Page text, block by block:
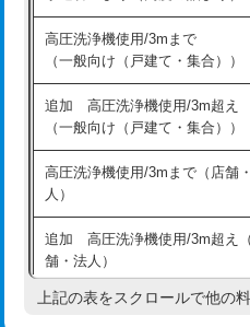
追加人工
廃棄・処分
※給水管工事は20mmまでの価
持込商品取付（混合水栓）
持込商品取付（浄水器・分岐水
業）
排水管工事（追加 排水管工事/
え）
高圧洗浄機使用/3mまで
（一般向け（戸建て・集合））
追加 高圧洗浄機使用/3m超え
（一般向け（戸建て・集合））
高圧洗浄機使用/3mまで（店舗
人）
追加 高圧洗浄機使用/3m超え
舗・法人）
高度高圧洗浄換
上記の表をスクロールで他の